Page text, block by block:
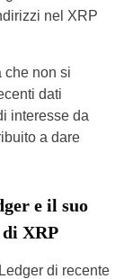
nel XRP
che non si
dati
interesse da
a dare
e il suo
XRP
di recente